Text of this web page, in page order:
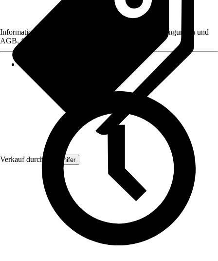
Verkauf durch: Organifer
Informationen des Verkäufers, wie z. B. Rückgabebedingungen und
AGB, finden Sie bei Klick auf den Verkäufernamen.